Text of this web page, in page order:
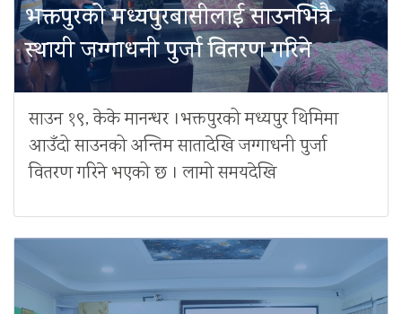
भक्तपुरको मध्यपुरबासीलाई साउनभित्रै
स्थायी जग्गाधनी पुर्जा वितरण गरिने
साउन १९, केके मानन्धर ।भक्तपुरको मध्यपुर थिमिमा
आउँदो साउनको अन्तिम सातादेखि जग्गाधनी पुर्जा
वितरण गरिने भएको छ । लामो समयदेखि